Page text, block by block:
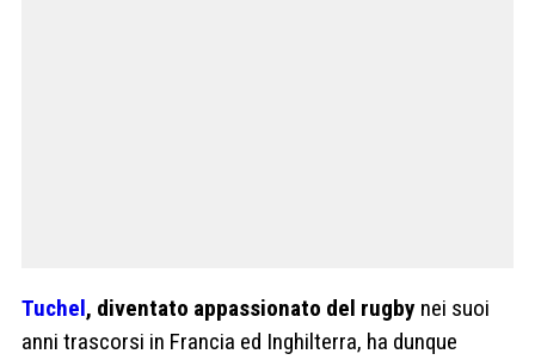
Tuchel, diventato appassionato del rugby nei suoi
anni trascorsi in Francia ed Inghilterra, ha dunque